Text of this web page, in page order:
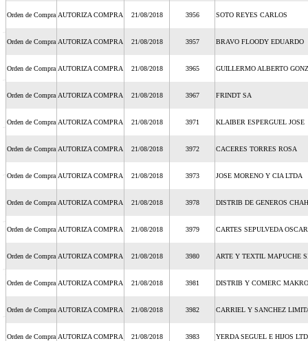
Orden de Compra AUTORIZA COMPRA 21/08/2018 3956 SOTO REYES CARLOS
Orden de Compra AUTORIZA COMPRA 21/08/2018 3957 BRAVO FLOODY EDUARDO
Orden de Compra AUTORIZA COMPRA 21/08/2018 3965 GUILLERMO ALBERTO
Orden de Compra AUTORIZA COMPRA 21/08/2018 3967 FRINDT SA
Orden de Compra AUTORIZA COMPRA 21/08/2018 3971 KLAIBER ESPERGUEL JOSE
Orden de Compra AUTORIZA COMPRA 21/08/2018 3972 CACERES TORRES ROSA
Orden de Compra AUTORIZA COMPRA 21/08/2018 3973 JOSE MORENO Y CIA LTDA
Orden de Compra AUTORIZA COMPRA 21/08/2018 3978 DISTRIB DE GENEROS
Orden de Compra AUTORIZA COMPRA 21/08/2018 3979 CARTES SEPULVEDA OSCAR
Orden de Compra AUTORIZA COMPRA 21/08/2018 3980 ARTE Y TEXTIL MAPUCHE
Orden de Compra AUTORIZA COMPRA 21/08/2018 3981 DISTRIB Y COMERC
Orden de Compra AUTORIZA COMPRA 21/08/2018 3982 CARRIEL Y SANCHEZ
Orden de Compra AUTORIZA COMPRA 21/08/2018 3983 YERDA SEGUEL E HIJOS